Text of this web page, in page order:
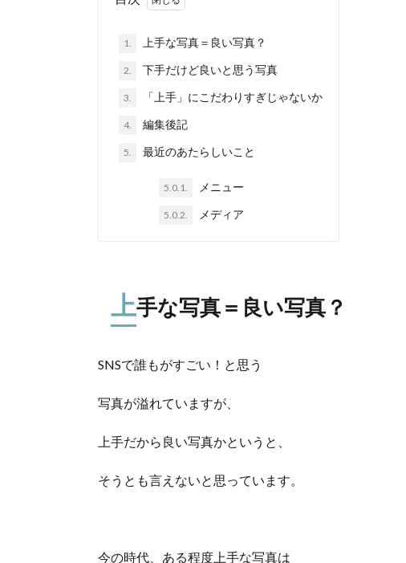
1. 上手な写真＝良い写真？
2. 下手だけど良いと思う写真
3. 「上手」にこだわりすぎじゃないか
4. 編集後記
5. 最近のあたらしいこと
5.0.1. メニュー
5.0.2. メディア
上手な写真＝良い写真？
SNSで誰もがすごい！と思う
写真が溢れていますが、
上手だから良い写真かというと、
そうとも言えないと思っています。
今の時代、ある程度上手な写真は